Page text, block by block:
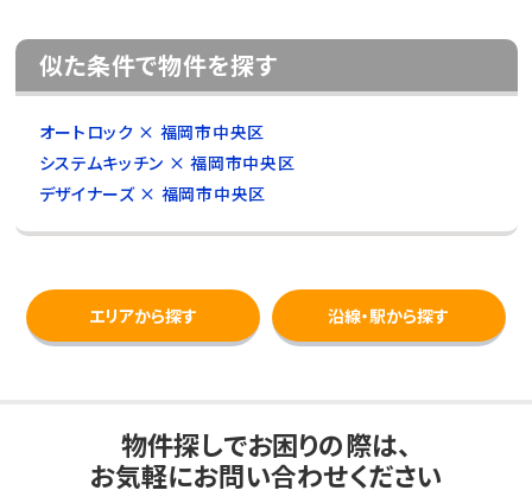
似た条件で物件を探す
オートロック × 福岡市中央区
システムキッチン × 福岡市中央区
デザイナーズ × 福岡市中央区
エリアから探す 沿線・駅から探す
物件探しでお困りの際は、
お気軽にお問い合わせください